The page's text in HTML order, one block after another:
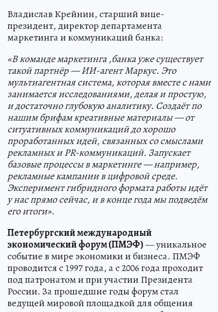
Владислав Крейнин, старший вице-
президент, директор департамента
маркетинга и коммуникаций банка:
«В команде маркетинга ,банка уже существует
такой партнёр — ИИ-агент Маркус. Это
мультиагентная система, которая вместе с нами
занимается исследованиями, делая и простую,
и достаточно глубокую аналитику. Создаёт по
нашим брифам креативные материалы — от
ситуативных коммуникаций до хорошо
проработанных идей, связанных со смыслами
рекламных и PR-коммуникаций. Запускает
базовые процессы в маркетинге — например,
рекламные кампании в цифровой среде.
Эксперимент гибридного формата работы идёт
у нас прямо сейчас, и в конце года мы подведём
его итоги».
Петербургский международный
экономический форум (ПМЭФ)— уникальное
событие в мире экономики и бизнеса. ПМЭФ
проводится с 1997 года, а с 2006 года проходит
под патронатом и при участии Президента
России. За прошедшие годы форум стал
ведущей мировой площадкой для общения